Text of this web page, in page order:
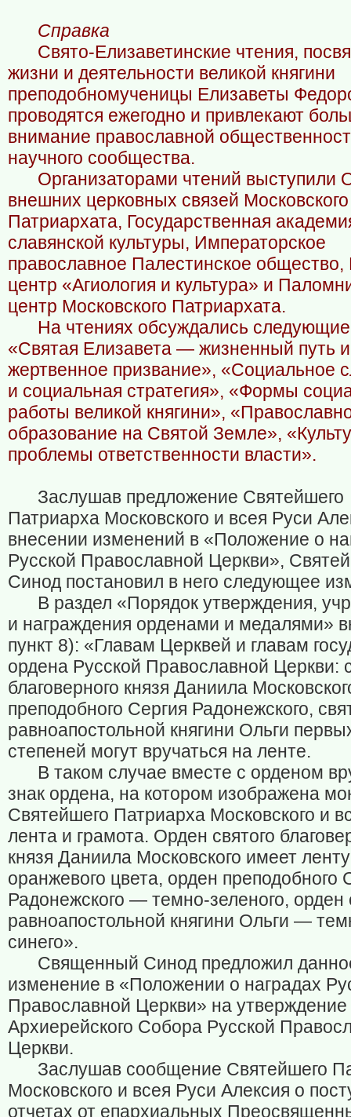
Справка
Свято-Елизаветинские чтения,
жизни и деятельности великой княгини
преподобномученицы Елизаветы
проводятся ежегодно и привлекают
внимание православной
научного сообщества.
Организаторами чтений выступили
внешних церковных связей Московского
Патриархата, Государственная
славянской культуры, Императорское
православное Палестинское
центр «Агиология и культура» и
центр Московского Патриархата.
На чтениях обсуждались
«Святая Елизавета — жизненный путь и
жертвенное призвание», «Социальное
и социальная стратегия», «Формы
работы великой княгини»,
образование на Святой Земле»,
проблемы ответственности власти».
Заслушав предложение Святейшего
Патриарха Московского и всея Руси
внесении изменений в «Положение о
Русской Православной Церкви»,
Синод постановил в него следующее
В раздел «Порядок утверждения,
и награждения орденами и медалями»
пункт 8): «Главам Церквей и главам
ордена Русской Православной Церкви:
благоверного князя Даниила
преподобного Сергия Радонежского,
равноапостольной княгини Ольги
степеней могут вручаться на ленте.
В таком случае вместе с орденом
знак ордена, на котором изображена
Святейшего Патриарха Московского и
лента и грамота. Орден святого
князя Даниила Московского имеет ленту
оранжевого цвета, орден преподобного
Радонежского — темно-зеленого, орден
равноапостольной княгини Ольги —
синего».
Священный Синод предложил
изменение в «Положении о наградах
Православной Церкви» на утверждение
Архиерейского Собора Русской
Церкви.
Заслушав сообщение Святейшего
Московского и всея Руси Алексия о
отчетах от епархиальных